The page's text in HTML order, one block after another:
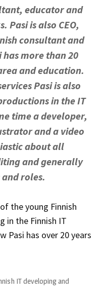
educator and
Pasi is also CEO,
consultant and
more than 20
and education.
Pasi is also
in the IT
time a developer,
and a video
about all
and generally
roles.
the young Finnish
in the Finnish IT
Pasi has over 20 years
IT developing and